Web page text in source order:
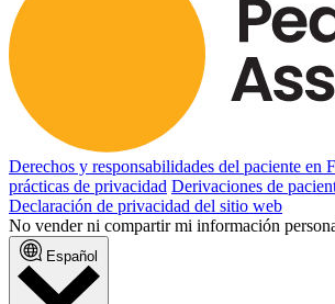
Derechos y responsabilidades del paciente en
prácticas de privacidad Derivaciones de
Declaración de privacidad del sitio web
No vender ni compartir mi información
Español